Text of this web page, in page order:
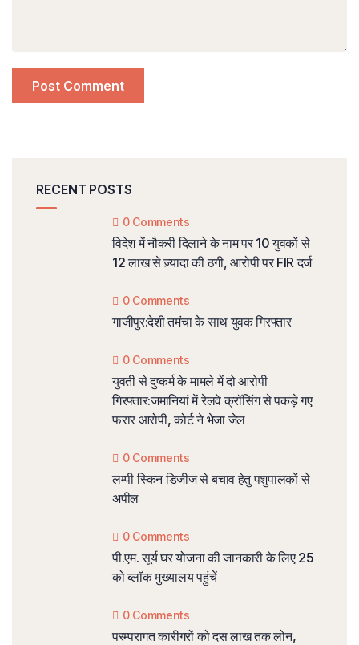
RECENT POSTS
0 Comments
विदेश में नौकरी दिलाने के नाम पर 10 युवकों से
12 लाख से ज़्यादा की ठगी, आरोपी पर FIR दर्ज
0 Comments
गाजीपुर:देशी तमंचा के साथ युवक गिरफ्तार
0 Comments
युवती से दुष्कर्म के मामले में दो आरोपी
गिरफ्तार:जमानियां में रेलवे क्रॉसिंग से पकड़े गए
फरार आरोपी, कोर्ट ने भेजा जेल
0 Comments
लम्पी स्किन डिजीज से बचाव हेतु पशुपालकों से
अपील
0 Comments
पी.एम. सूर्य घर योजना की जानकारी के लिए 25
को ब्लॉक मुख्यालय पहुंचें
0 Comments
परम्परागत कारीगरों को दस लाख तक लोन,